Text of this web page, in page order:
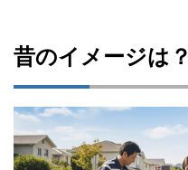
昔のイメージは？